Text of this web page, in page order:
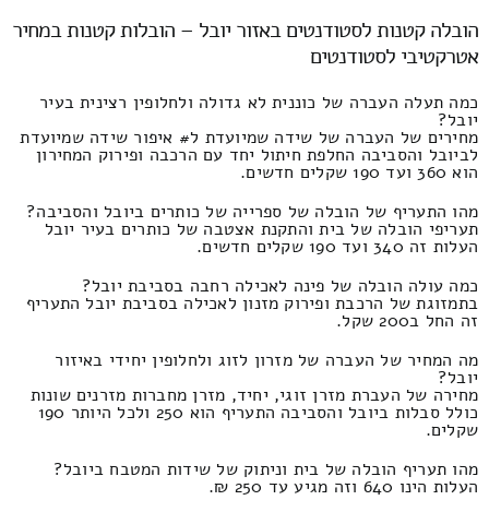
הובלה קטנות לסטודנטים באזור יובל – הובלות קטנות במחיר
אטרקטיבי לסטודנטים
כמה תעלה העברה של כוננית לא גדולה ולחלופין רצינית בעיר
יובל?
מחירים של העברה של שידה שמיועדת ל# איפור שידה שמיועדת
לביובל והסביבה החלפת חיתול יחד עם הרכבה ופירוק המחירון
הוא 360 ועד 190 שקלים חדשים.
מהו התעריף של הובלה של ספרייה של כותרים ביובל והסביבה?
תעריפי הובלה של בית והתקנת אצטבה של כותרים בעיר יובל
העלות זה 340 ועד 190 שקלים חדשים.
כמה עולה הובלה של פינה לאכילה רחבה בסביבת יובל?
בתמזוגת של הרכבת ופירוק מזנון לאכילה בסביבת יובל התעריף
זה החל ב200 שקל.
מה המחיר של העברה של מזרון לזוג ולחלופין יחידי באיזור
יובל?
מחירה של העברת מזרן זוגי, יחיד, מזרן מחברות מזרנים שונות
כולל סבלות ביובל והסביבה התעריף הוא 250 ולכל היותר 190
שקלים.
מהו תעריף הובלה של בית וניתוק של שידות המטבח ביובל?
העלות הינו 640 וזה מגיע עד 250 ₪.